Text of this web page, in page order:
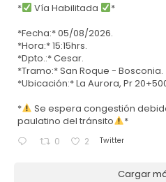
* Vía Habilitada
*
*Fecha:* 05/08/2026.
*Hora:* 15:15hrs.
*Dpto.:* Cesar.
*Tramo:* San Roque - Bosconia.
*Ubicación:* La Aurora, Pr
*
Se espera congestión
paulatino del tránsito
*
0 2 Twitter
Cargar